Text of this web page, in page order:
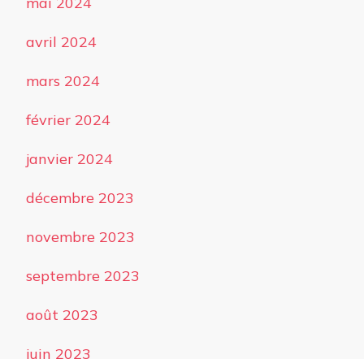
avril 2024
mars 2024
février 2024
janvier 2024
décembre 2023
novembre 2023
septembre 2023
août 2023
juin 2023